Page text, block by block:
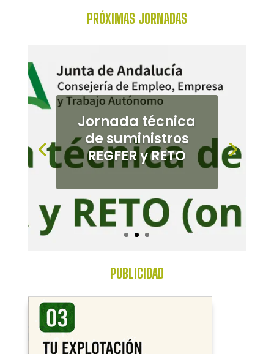
PRÓXIMAS JORNADAS
Jornada de
cultivos
alternativos en el
Bajo
Guadalquivir
PUBLICIDAD